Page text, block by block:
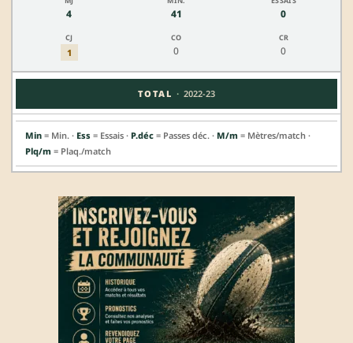
4 41 0
1 0 0
TOTAL · 2022-23
Min = Min. · Ess = Essais · P.déc = Passes déc. · M/m = Mètres/match ·
Plq/m = Plaq./match